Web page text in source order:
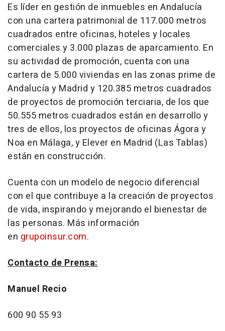
Es líder en gestión de inmuebles en Andalucía
con una cartera patrimonial de 117.000 metros
cuadrados entre oficinas, hoteles y locales
comerciales y 3.000 plazas de aparcamiento. En
su actividad de promoción, cuenta con una
cartera de 5.000 viviendas en las zonas prime de
Andalucía y Madrid y 120.385 metros cuadrados
de proyectos de promoción terciaria, de los que
50.555 metros cuadrados están en desarrollo y
tres de ellos, los proyectos de oficinas Ágora y
Noa en Málaga, y Elever en Madrid (Las Tablas)
están en construcción.
Cuenta con un modelo de negocio diferencial
con el que contribuye a la creación de proyectos
de vida, inspirando y mejorando el bienestar de
las personas. Más información
en grupoinsur.com.
Contacto de Prensa:
Manuel Recio
600 90 55 93